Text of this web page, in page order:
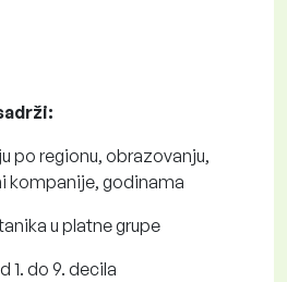
po regionu, obrazovanju,
kompanije, godinama
u platne grupe
1. do 9. decila